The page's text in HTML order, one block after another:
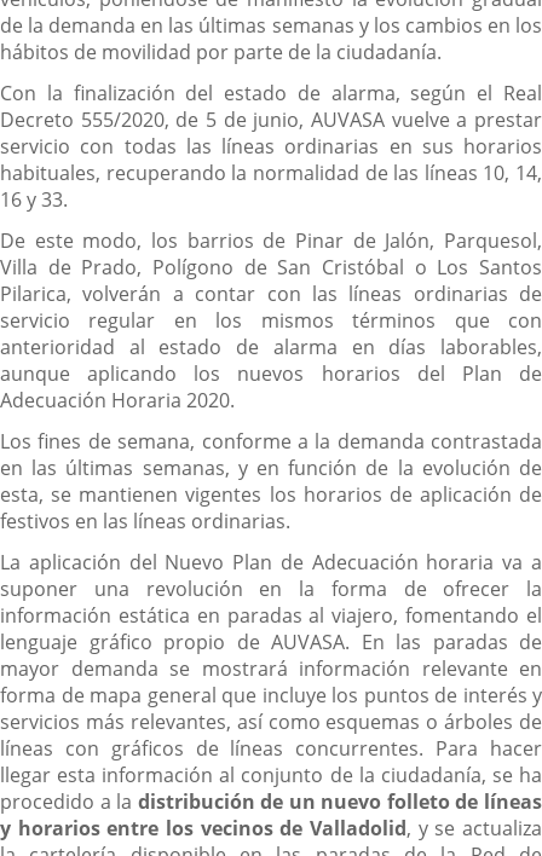
de la demanda en las últimas semanas y los cambios en los
hábitos de movilidad por parte de la ciudadanía.
Con la finalización del estado de alarma, según el Real
Decreto 555/2020, de 5 de junio, AUVASA vuelve a prestar
servicio con todas las líneas ordinarias en sus horarios
habituales, recuperando la normalidad de las líneas 10, 14,
16 y 33.
De este modo, los barrios de Pinar de Jalón, Parquesol,
Villa de Prado, Polígono de San Cristóbal o Los Santos
Pilarica, volverán a contar con las líneas ordinarias de
servicio regular en los mismos términos que con
anterioridad al estado de alarma en días laborables,
aunque aplicando los nuevos horarios del Plan de
Adecuación Horaria 2020.
Los fines de semana, conforme a la demanda contrastada
en las últimas semanas, y en función de la evolución de
esta, se mantienen vigentes los horarios de aplicación de
festivos en las líneas ordinarias.
La aplicación del Nuevo Plan de Adecuación horaria va a
suponer una revolución en la forma de ofrecer la
información estática en paradas al viajero, fomentando el
lenguaje gráfico propio de AUVASA. En las paradas de
mayor demanda se mostrará información relevante en
forma de mapa general que incluye los puntos de interés y
servicios más relevantes, así como esquemas o árboles de
líneas con gráficos de líneas concurrentes. Para hacer
llegar esta información al conjunto de la ciudadanía, se ha
procedido a la distribución de un nuevo folleto de líneas
y horarios entre los vecinos de Valladolid, y se actualiza